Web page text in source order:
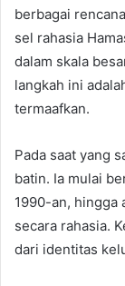
berbagai
sel rahasia
dalam skala
langkah ini
termaafkan.
Pada saat yang
batin. Ia mulai
1990-an, hingga
secara rahasia.
dari identitas